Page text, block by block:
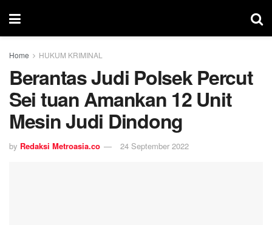
Home HUKUM KRIMINAL
Berantas Judi Polsek Percut
Sei tuan Amankan 12 Unit
Mesin Judi Dindong
by Redaksi Metroasia.co 24 September 2022